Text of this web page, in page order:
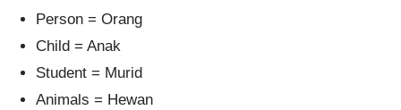
Person = Orang
Child = Anak
Student = Murid
Animals = Hewan